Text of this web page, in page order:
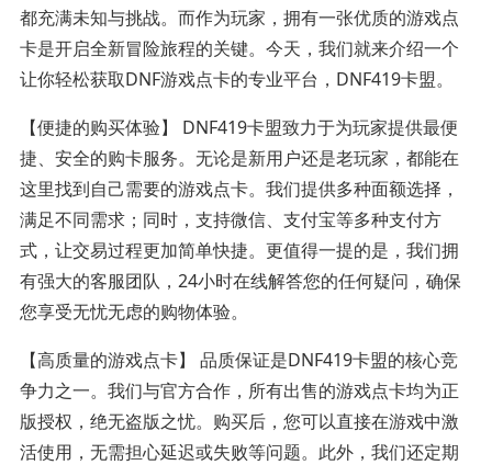
都充满未知与挑战。而作为玩家，拥有一张优质的游戏点
卡是开启全新冒险旅程的关键。今天，我们就来介绍一个
让你轻松获取DNF游戏点卡的专业平台，DNF419卡盟。
【便捷的购买体验】 DNF419卡盟致力于为玩家提供最便
捷、安全的购卡服务。无论是新用户还是老玩家，都能在
这里找到自己需要的游戏点卡。我们提供多种面额选择，
满足不同需求；同时，支持微信、支付宝等多种支付方
式，让交易过程更加简单快捷。更值得一提的是，我们拥
有强大的客服团队，24小时在线解答您的任何疑问，确保
您享受无忧无虑的购物体验。
【高质量的游戏点卡】 品质保证是DNF419卡盟的核心竞
争力之一。我们与官方合作，所有出售的游戏点卡均为正
版授权，绝无盗版之忧。购买后，您可以直接在游戏中激
活使用，无需担心延迟或失败等问题。此外，我们还定期